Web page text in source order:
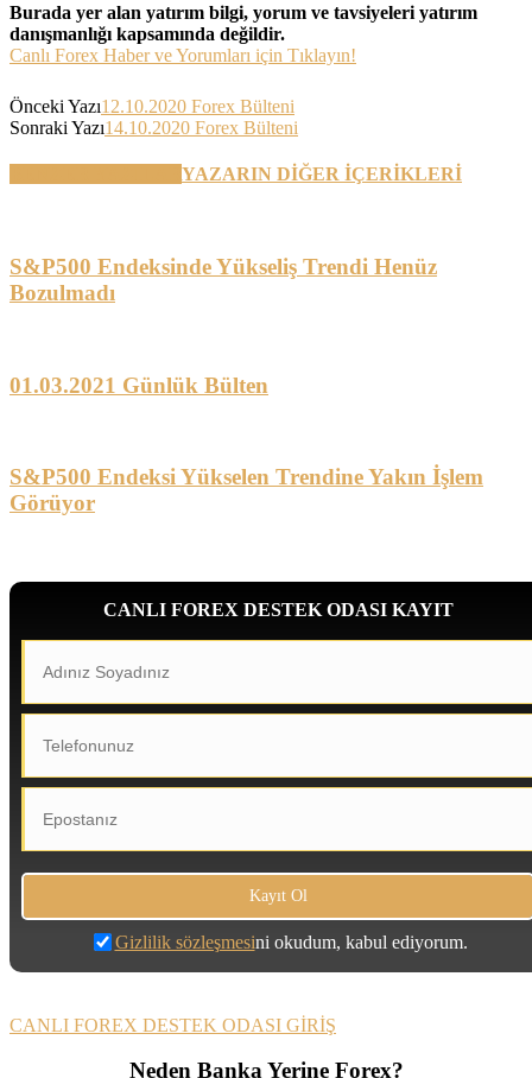
Burada yer alan yatırım bilgi, yorum ve tavsiyeleri yatırım
danışmanlığı kapsamında değildir.
Canlı Forex Haber ve Yorumları için Tıklayın!
Önceki Yazı12.10.2020 Forex Bülteni
Sonraki Yazı14.10.2020 Forex Bülteni
YAZARIN DİĞER İÇERİKLERİ
S&P500 Endeksinde Yükseliş Trendi Henüz
Bozulmadı
01.03.2021 Günlük Bülten
S&P500 Endeksi Yükselen Trendine Yakın İşlem
Görüyor
CANLI FOREX DESTEK ODASI KAYIT
Gizlilik sözleşmesini okudum, kabul ediyorum.
CANLI FOREX DESTEK ODASI GİRİŞ
Neden Banka Yerine Forex?